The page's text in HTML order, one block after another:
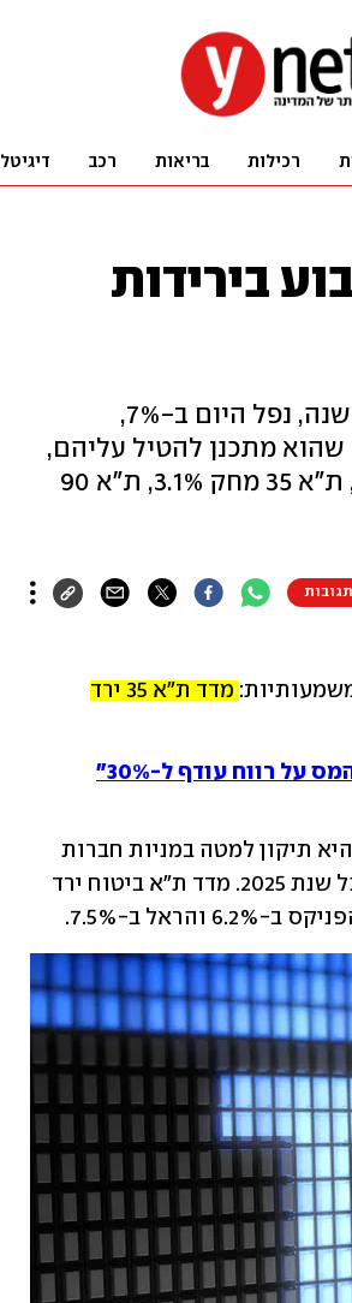
רכילות בריאות רכב דיגיטל
בירידות
מדד ת"א ביטוח, שרשם עליות גדולות מאוד במהלך השנה, נפל היום ב-7%,
שהוא מתכנן להטיל עליהם,
הובילה לירידה של 4.2% במדד הבנקים. כתוצאה מכך, ת"א 35 מחק 3.1%, ת"א 90
רווח עודף ל-30%"